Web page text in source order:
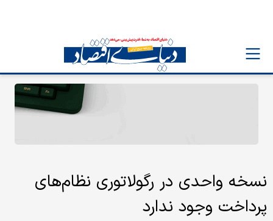
نسخه واحدی در رگولاتوری نظام‌های
پرداخت وجود ندارد